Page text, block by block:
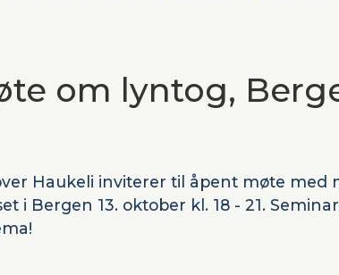
om lyntog,
Haukeli inviterer til åpent møte med
i Bergen 13. oktober kl. 18 - 21.